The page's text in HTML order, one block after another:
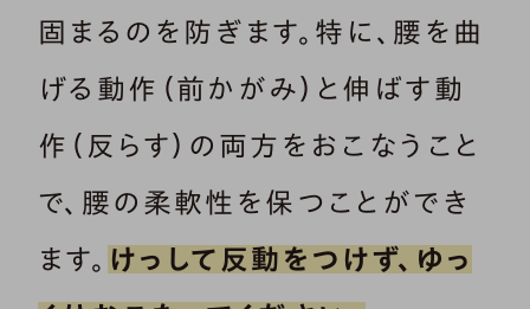
固まるのを防ぎます。特に、腰を曲
げる動作（前かがみ）と伸ばす動
作（反らす）の両方をおこなうこと
で、腰の柔軟性を保つことができ
ます。 けっして反動をつけず、ゆっ